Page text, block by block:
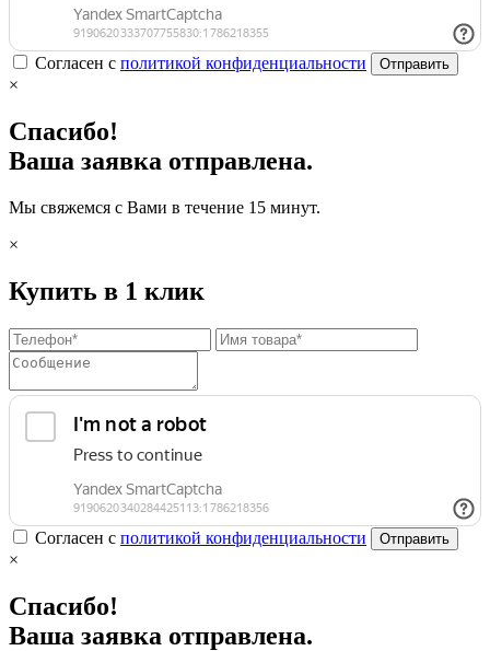
Согласен с политикой конфиденциальности Отправить
×
Спасибо!
Ваша заявка отправлена.
Мы свяжемся с Вами в течение 15 минут.
×
Купить в 1 клик
Согласен с политикой конфиденциальности Отправить
×
Спасибо!
Ваша заявка отправлена.